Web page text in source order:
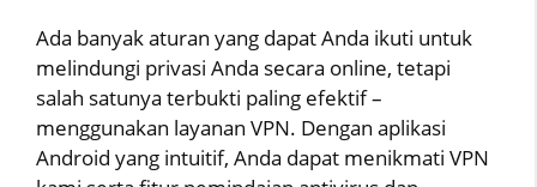
Ada banyak aturan yang dapat Anda ikuti untuk
melindungi privasi Anda secara online, tetapi
salah satunya terbukti paling efektif –
menggunakan layanan VPN. Dengan aplikasi
Android yang intuitif, Anda dapat menikmati VPN